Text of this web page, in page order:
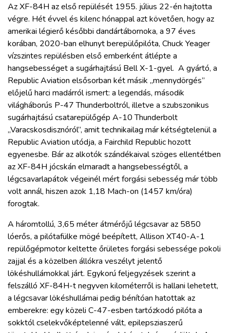
Az XF-84H az első repülését 1955. július 22-én hajtotta
végre. Hét évvel és kilenc hónappal azt követően, hogy az
amerikai légierő későbbi dandártábornoka, a 97 éves
korában, 2020-ban elhunyt berepülőpilóta, Chuck Yeager
vízszintes repülésben első emberként átlépte a
hangsebességet a sugárhajtású Bell X-1-gyel. A gyártó, a
Republic Aviation elsősorban két másik „mennydörgés”
előjelű harci madárról ismert: a legendás, második
világháborús P-47 Thunderboltról, illetve a szubszonikus
sugárhajtású csatarepülőgép A-10 Thunderbolt
„Varacskosdisznóról”, amit technikailag már kétségtelenül a
Republic Aviation utódja, a Fairchild Republic hozott
egyenesbe. Bár az alkotók szándékaival szöges ellentétben
az XF-84H jócskán elmaradt a hangsebességtől, a
légcsavarlapátok végeinél mért forgási sebesség már több
volt annál, hiszen azok 1,18 Mach-on (1457 km/óra)
forogtak.
A háromtollú, 3,65 méter átmérőjű légcsavar az 5850
lóerős, a pilótafülke mögé beépített, Allison XT40-A-1
repülőgépmotor keltette őrületes forgási sebessége pokoli
zajjal és a közelben állókra veszélyt jelentő
lökéshullámokkal járt. Egykorú feljegyzések szerint a
felszálló XF-84H-t negyven kilométerről is hallani lehetett,
a légcsavar lökéshullámai pedig bénítóan hatottak az
emberekre: egy közeli C-47-esben tartózkodó pilóta a
sokktól cselekvőképtelenné vált, epilepsziaszerű